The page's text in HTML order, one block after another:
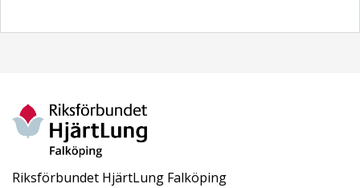
Riksförbundet HjärtLung Falköping